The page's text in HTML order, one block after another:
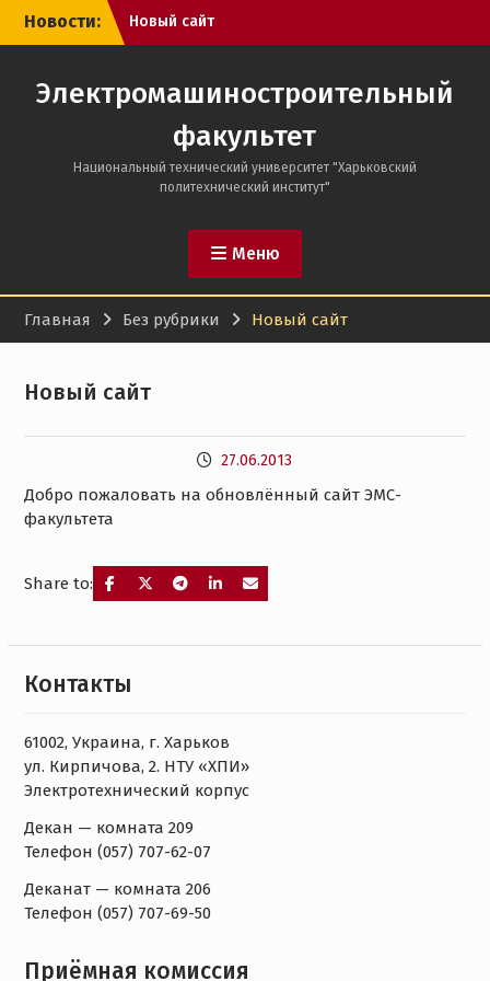
Перейти
Новости: Новый сайт
Электромашиностроительный
факультет
Национальный технический университет "Харьковский
политехнический институт"
Меню
Главная Без рубрики Новый сайт
Новый сайт
27.06.2013
Добро пожаловать на обновлённый сайт ЭМС-
факультета
Share to:
Контакты
61002, Украина, г. Харьков
ул. Кирпичова, 2. НТУ «ХПИ»
Электротехнический корпус
Декан — комната 209
Телефон (057) 707-62-07
Деканат — комната 206
Телефон (057) 707-69-50
Приёмная комиссия